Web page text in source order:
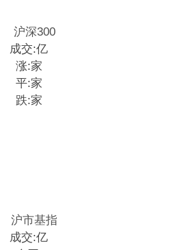
成交:亿
涨:家
平:家
跌:家
成交:亿